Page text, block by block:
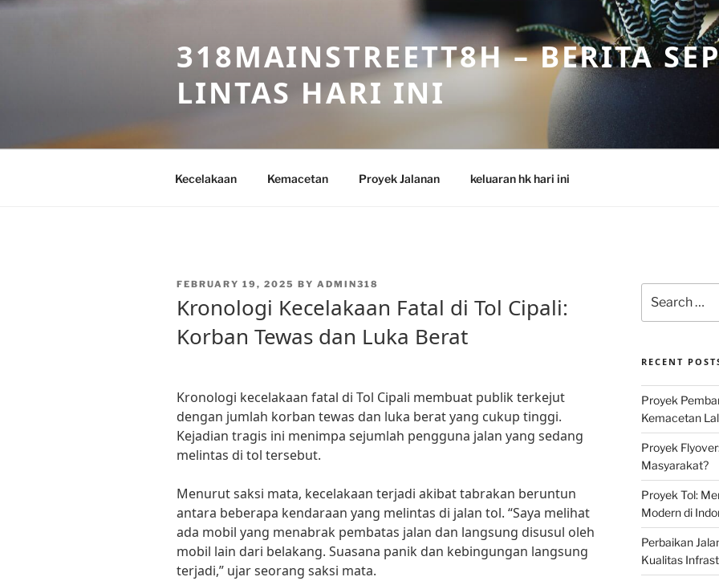
Skip
318MAINSTREETT8H – BERITA
LINTAS HARI INI
Kecelakaan Kemacetan Proyek Jalanan keluaran hk hari ini
POSTED
FEBRUARY 19, 2025 BY ADMIN318
Kronologi Kecelakaan Fatal di Tol Cipali:
Korban Tewas dan Luka Berat
Kronologi kecelakaan fatal di Tol Cipali membuat publik terkejut
dengan jumlah korban tewas dan luka berat yang cukup tinggi.
Kejadian tragis ini menimpa sejumlah pengguna jalan yang sedang
melintas di tol tersebut.
Menurut saksi mata, kecelakaan terjadi akibat tabrakan beruntun
antara beberapa kendaraan yang melintas di jalan tol. “Saya melihat
ada mobil yang menabrak pembatas jalan dan langsung disusul oleh
mobil lain dari belakang. Suasana panik dan kebingungan langsung
terjadi,” ujar seorang saksi mata.
for:
RECENT
Proyek
Kemacetan
Proyek
Masyarakat?
Proyek Tol:
Modern di
Perbaikan
Kualitas